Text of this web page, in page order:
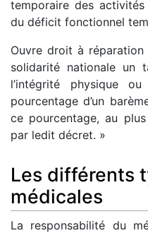
temporaire des
du déficit fonctionnel
Ouvre droit à
solidarité nationale un
l’intégrité physique
pourcentage d’un
ce pourcentage, au
par ledit décret. »
Les différents
médicales
La responsabilité du